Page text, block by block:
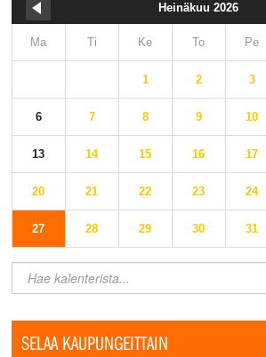
Heinäkuu 2026
Ma Ti Ke To Pe
1 2 3
6 7 8 9 10
13 14 15 16 17
20 21 22 23 24
27 28 29 30 31
SELAA KAUPUNGEITTAIN